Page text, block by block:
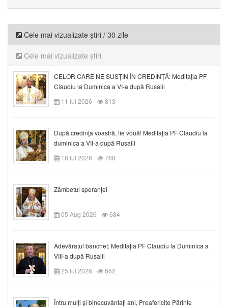
Cele mai vizualizate știri / 30 zile
Cele mai vizualizate știri
CELOR CARE NE SUSȚIN ÎN CREDINȚĂ: Meditația PF
Claudiu la Duminica a VI-a după Rusalii
11 Iul 2026
813
După credinţa voastră, fie vouă! Meditația PF Claudiu la
duminica a VII-a după Rusalii
18 Iul 2026
768
Zâmbetul speranței
05 Aug 2026 684
Adevăratul banchet: Meditația PF Claudiu la Duminica a
VIII-a după Rusalii
25 Iul 2026
662
Întru mulți și binecuvântați ani, Preafericite Părinte